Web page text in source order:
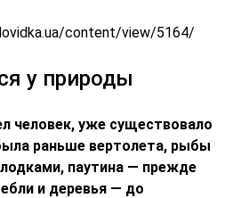
content/view/5164/
у природы
человек, уже существовало
раньше вертолета, рыбы
паутина — прежде
и деревья — до